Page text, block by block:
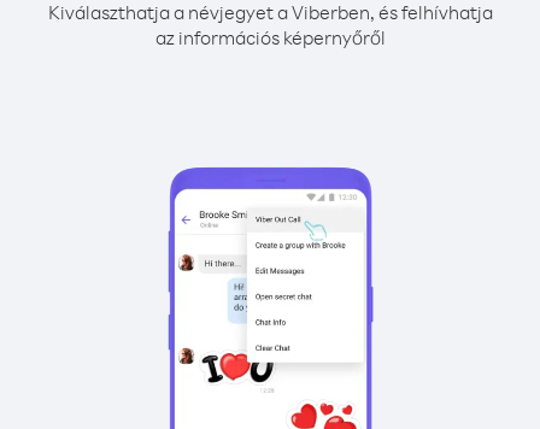
Kiválaszthatja a névjegyet a Viberben, és felhívhatja
az információs képernyőről